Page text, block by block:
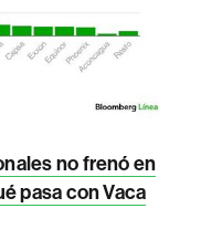
no frenó en
pasa con Vaca